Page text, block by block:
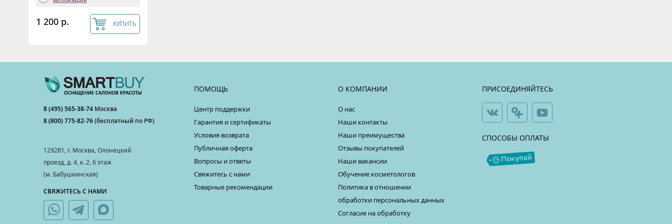
1 200 р. КУПИТЬ
8 (495) 565-38-74 Москва
8 (800) 775-82-76(бесплатный по РФ)
129281, г. Москва, Олонецкий
проезд, д. 4, к. 2, 6 этаж
(м. Бабушкинская)
СВЯЖИТЕСЬ С НАМИ
ПОМОЩЬ
Центр поддержки
Гарантия и сертификаты
Условия возврата
Публичная оферта
Вопросы и ответы
Свяжитесь с нами
Товарные рекомендации
О КОМПАНИИ
О нас
Наши контакты
Наши преимущества
Отзывы покупателей
Наши вакансии
Обучение косметологов
Политика в отношении
обработки персональных данных
Согласие на обработку
ПРИСОЕДИНЯЙТЕСЬ
СПОСОБЫ ОПЛАТЫ